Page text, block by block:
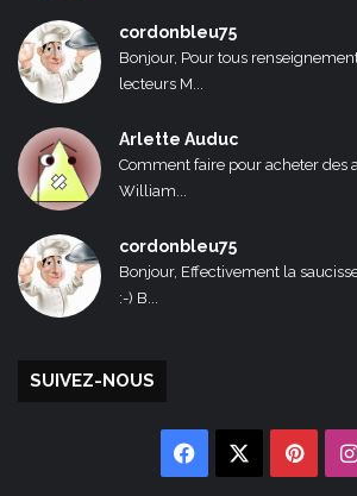
cordonbleu75
Bonjour, Pour tous
lecteurs M...
Arlette Auduc
Comment faire pour acheter des
William...
cordonbleu75
Bonjour, Effectivement la
:-) B...
SUIVEZ-NOUS
Facebook